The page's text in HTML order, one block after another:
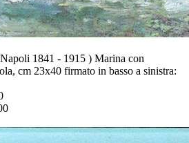
1841 - 1915 ) Marina con
cm 23x40 firmato in basso a sinistra: